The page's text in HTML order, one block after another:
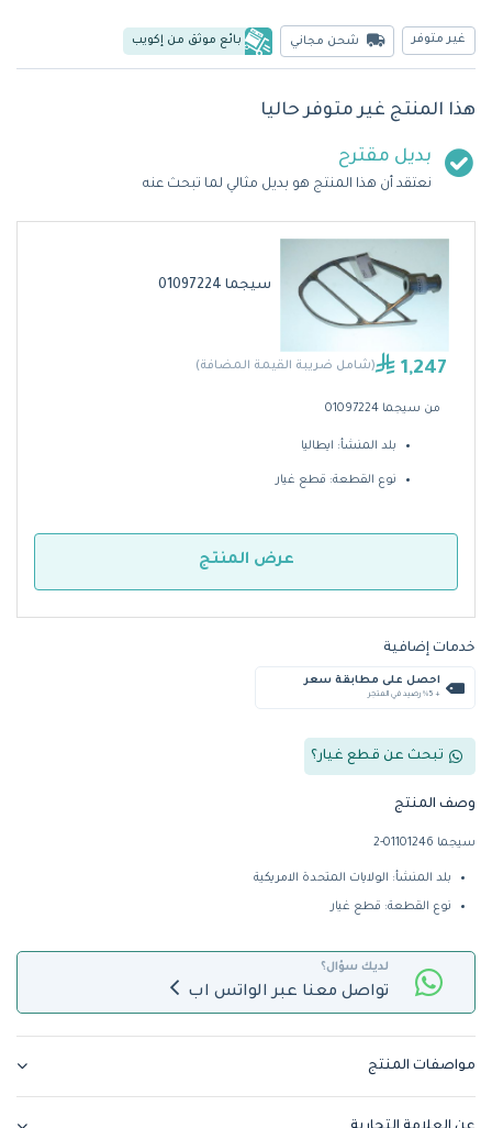
غير متوفر شحن مجاني بائع موثق من إكويب
هذا المنتج غير متوفر حاليا
بديل مقترح
نعتقد أن هذا المنتج هو بديل مثالي لما تبحث عنه
سيجما 01097224
1,247 (شامل ضريبة القيمة المضافة)
من سيجما 01097224
بلد المنشأ: ايطاليا
نوع القطعة: قطع غيار
عرض المنتج
خدمات إضافية
احصل على مطابقة سعر
+ %5 رصيد في المتجر
تبحث عن قطع غيار؟
وصف المنتج
سيجما 01101246-2
بلد المنشأ: الولايات المتحدة الامريكية
نوع القطعة: قطع غيار
لديك سؤال؟
تواصل معنا عبر الواتس اب
مواصفات المنتج